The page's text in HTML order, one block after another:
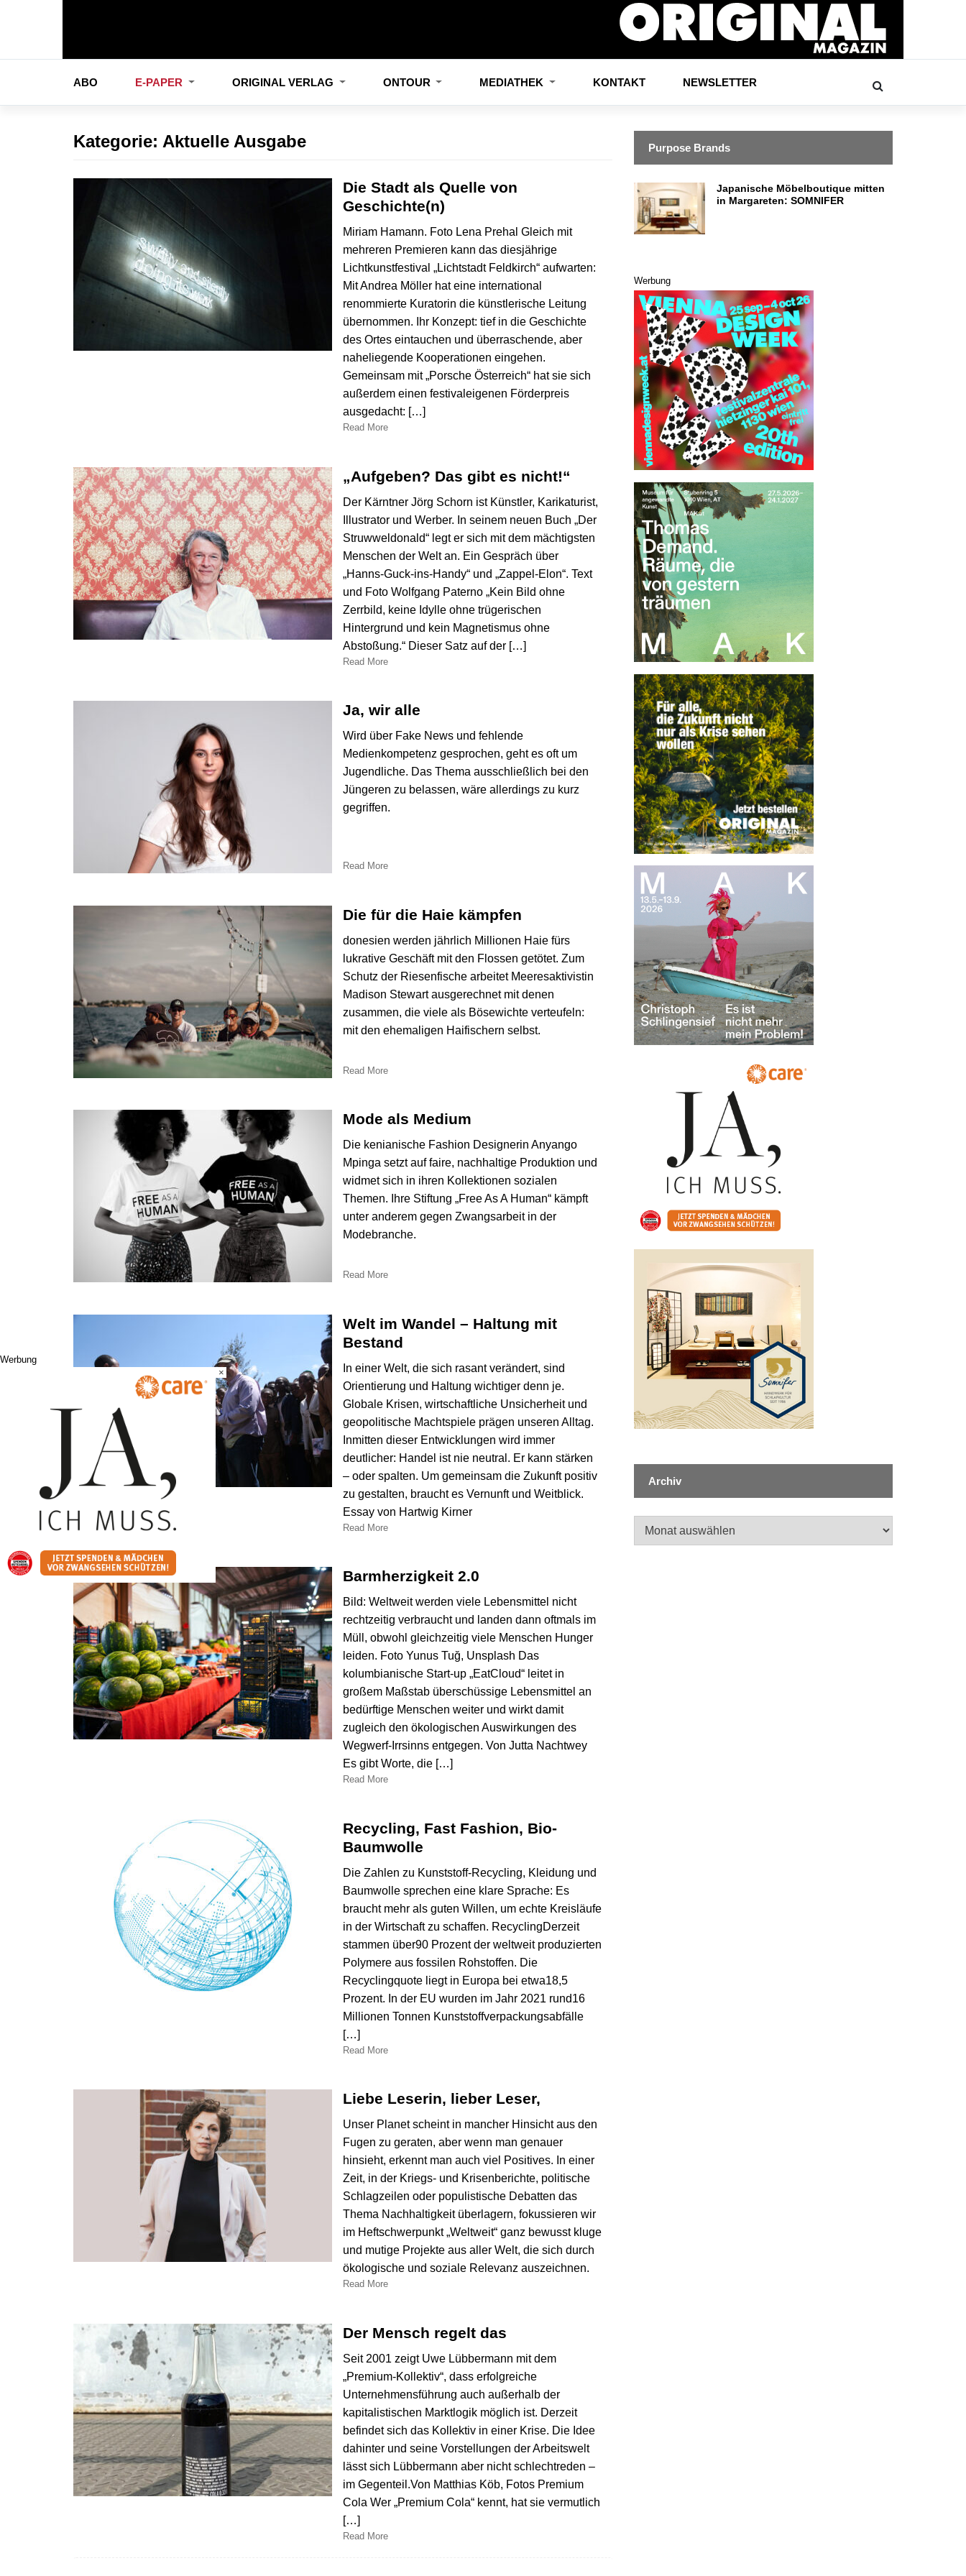
ABO E-PAPER ORIGINAL VERLAG ONTOUR MEDIATHEK KONTAKT NEWSLETTER
Kategorie: Aktuelle Ausgabe
Die Stadt als Quelle von
Geschichte(n)
Miriam Hamann. Foto Lena Prehal Gleich mit
mehreren Premieren kann das diesjährige
Lichtkunstfestival „Lichtstadt Feldkirch“ aufwarten:
Mit Andrea Möller hat eine international
renommierte Kuratorin die künstlerische Leitung
übernommen. Ihr Konzept: tief in die Geschichte
des Ortes eintauchen und überraschende, aber
naheliegende Kooperationen eingehen.
Gemeinsam mit „Porsche Österreich“ hat sie sich
außerdem einen festivaleigenen Förderpreis
ausgedacht: […]
Read More
„Aufgeben? Das gibt es nicht!“
Der Kärntner Jörg Schorn ist Künstler, Karikaturist,
Illustrator und Werber. In seinem neuen Buch „Der
Struwweldonald“ legt er sich mit dem mächtigsten
Menschen der Welt an. Ein Gespräch über
„Hanns-Guck-ins-Handy“ und „Zappel-Elon“. Text
und Foto Wolfgang Paterno „Kein Bild ohne
Zerrbild, keine Idylle ohne trügerischen
Hintergrund und kein Magnetismus ohne
Abstoßung.“ Dieser Satz auf der […]
Read More
Ja, wir alle
Wird über Fake News und fehlende
Medienkompetenz gesprochen, geht es oft um
Jugendliche. Das Thema ausschließlich bei den
Jüngeren zu belassen, wäre allerdings zu kurz
gegriffen.
Read More
Die für die Haie kämpfen
donesien werden jährlich Millionen Haie fürs
lukrative Geschäft mit den Flossen getötet. Zum
Schutz der Riesenfische arbeitet Meeresaktivistin
Madison Stewart ausgerechnet mit denen
zusammen, die viele als Bösewichte verteufeln:
mit den ehemaligen Haifischern selbst.
Read More
Mode als Medium
Die kenianische Fashion Designerin Anyango
Mpinga setzt auf faire, nachhaltige Produktion und
widmet sich in ihren Kollektionen sozialen
Themen. Ihre Stiftung „Free As A Human“ kämpft
unter anderem gegen Zwangsarbeit in der
Modebranche.
Read More
Welt im Wandel – Haltung mit
Bestand
In einer Welt, die sich rasant verändert, sind
Orientierung und Haltung wichtiger denn je.
Globale Krisen, wirtschaftliche Unsicherheit und
geopolitische Machtspiele prägen unseren Alltag.
Inmitten dieser Entwicklungen wird immer
deutlicher: Handel ist nie neutral. Er kann stärken
– oder spalten. Um gemeinsam die Zukunft positiv
zu gestalten, braucht es Vernunft und Weitblick.
Essay von Hartwig Kirner
Read More
Barmherzigkeit 2.0
Bild: Weltweit werden viele Lebensmittel nicht
rechtzeitig verbraucht und landen dann oftmals im
Müll, obwohl gleichzeitig viele Menschen Hunger
leiden. Foto Yunus Tuğ, Unsplash Das
kolumbianische Start-up „EatCloud“ leitet in
großem Maßstab überschüssige Lebensmittel an
bedürftige Menschen weiter und wirkt damit
zugleich den ökologischen Auswirkungen des
Wegwerf-Irrsinns entgegen. Von Jutta Nachtwey
Es gibt Worte, die […]
Read More
Recycling, Fast Fashion, Bio-
Baumwolle
Die Zahlen zu Kunststoff-Recycling, Kleidung und
Baumwolle sprechen eine klare Sprache: Es
braucht mehr als guten Willen, um echte Kreisläufe
in der Wirtschaft zu schaffen. RecyclingDerzeit
stammen über90 Prozent der weltweit produzierten
Polymere aus fossilen Rohstoffen. Die
Recyclingquote liegt in Europa bei etwa18,5
Prozent. In der EU wurden im Jahr 2021 rund16
Millionen Tonnen Kunststoffverpackungsabfälle
[…]
Read More
Liebe Leserin, lieber Leser,
Unser Planet scheint in mancher Hinsicht aus den
Fugen zu geraten, aber wenn man genauer
hinsieht, erkennt man auch viel Positives. In einer
Zeit, in der Kriegs- und Krisenberichte, politische
Schlagzeilen oder populistische Debatten das
Thema Nachhaltigkeit überlagern, fokussieren wir
im Heftschwerpunkt „Weltweit“ ganz bewusst kluge
und mutige Projekte aus aller Welt, die sich durch
ökologische und soziale Relevanz auszeichnen.
Read More
Der Mensch regelt das
Seit 2001 zeigt Uwe Lübbermann mit dem
„Premium-Kollektiv“, dass erfolgreiche
Unternehmensführung auch außerhalb der
kapitalistischen Marktlogik möglich ist. Derzeit
befindet sich das Kollektiv in einer Krise. Die Idee
dahinter und seine Vorstellungen der Arbeitswelt
lässt sich Lübbermann aber nicht schlechtreden –
im Gegenteil.Von Matthias Köb, Fotos Premium
Cola Wer „Premium Cola“ kennt, hat sie vermutlich
[…]
Read More
Purpose Brands
Japanische Möbelboutique mitten
in Margareten: SOMNIFER
Werbung
Archiv
Werbung
×